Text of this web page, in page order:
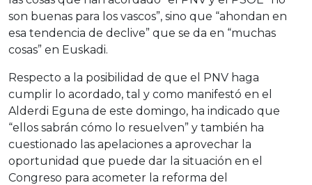
son buenas para los vascos”, sino que “ahondan en
esa tendencia de declive” que se da en “muchas
cosas” en Euskadi.
Respecto a la posibilidad de que el PNV haga
cumplir lo acordado, tal y como manifestó en el
Alderdi Eguna de este domingo, ha indicado que
“ellos sabrán cómo lo resuelven” y también ha
cuestionado las apelaciones a aprovechar la
oportunidad que puede dar la situación en el
Congreso para acometer la reforma del